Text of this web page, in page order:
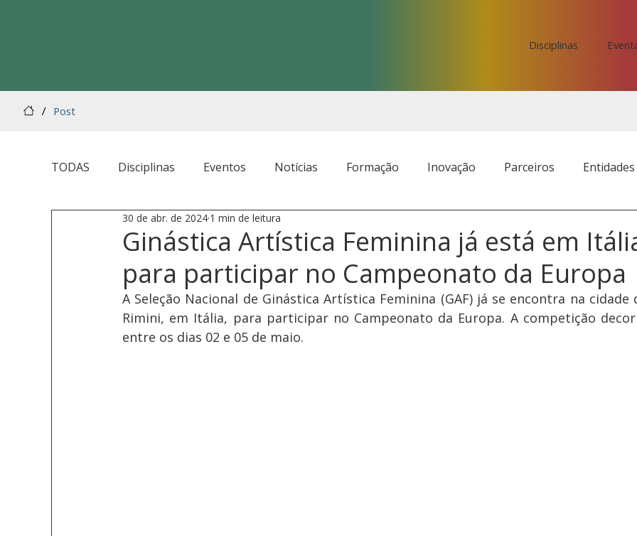
Disciplinas
/ Post
TODAS Disciplinas Eventos Notícias Formação Inovação Parceiros Entidades
Ginástica Artística Feminina já está em
para participar no Campeonato da Europa
30 de abr. de 2024 1 min de leitura
A Seleção Nacional de Ginástica Artística Feminina (GAF) já se encontra na cidade
Rimini, em Itália, para participar no Campeonato da Europa. A competição
entre os dias 02 e 05 de maio.